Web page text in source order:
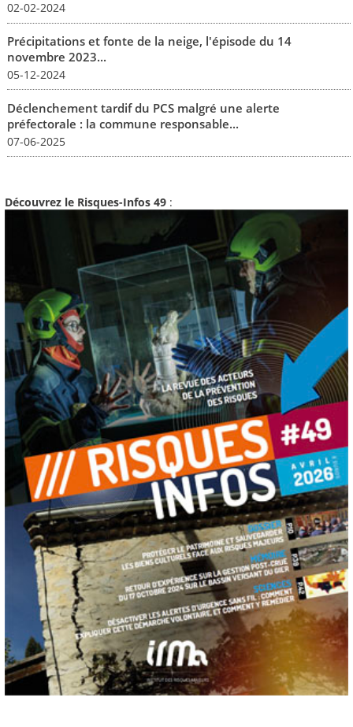
02-02-2024
Précipitations et fonte de la neige, l'épisode du 14
novembre 2023...
05-12-2024
Déclenchement tardif du PCS malgré une alerte
préfectorale : la commune responsable...
07-06-2025
Découvrez le Risques-Infos 49 :